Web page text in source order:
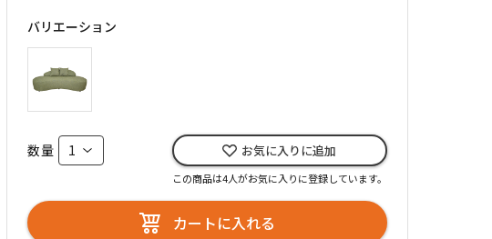
バリエーション
数量 お気に入りに追加
この商品は4人がお気に入りに登録しています。
カートに入れる